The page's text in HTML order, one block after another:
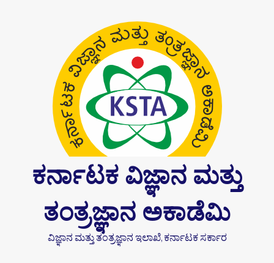
ಕರ್ನಾಟಕ ವಿಜ್ಞಾನ ಮತ್ತು
ತಂತ್ರಜ್ಞಾನ ಅಕಾಡೆಮಿ
ವಿಜ್ಞಾನ ಮತ್ತು ತಂತ್ರಜ್ಞಾನ ಇಲಾಖೆ, ಕರ್ನಾಟಕ ಸರ್ಕಾರ